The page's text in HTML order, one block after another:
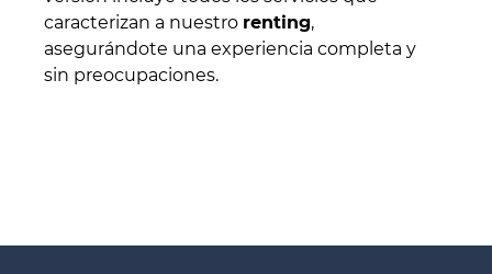
caracterizan a nuestro renting,
asegurándote una experiencia completa y
sin preocupaciones.